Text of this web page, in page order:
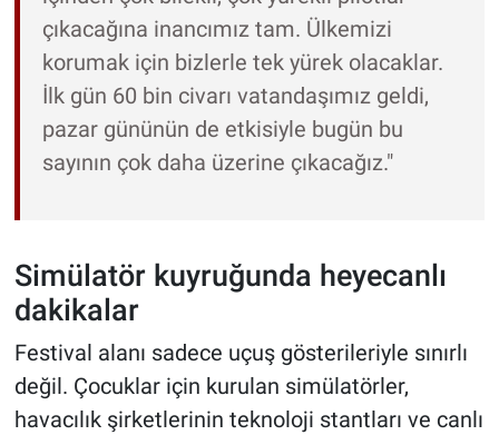
çıkacağına inancımız tam. Ülkemizi
korumak için bizlerle tek yürek olacaklar.
İlk gün 60 bin civarı vatandaşımız geldi,
pazar gününün de etkisiyle bugün bu
sayının çok daha üzerine çıkacağız."
Simülatör kuyruğunda heyecanlı
dakikalar
Festival alanı sadece uçuş gösterileriyle sınırlı
değil. Çocuklar için kurulan simülatörler,
havacılık şirketlerinin teknoloji stantları ve canlı